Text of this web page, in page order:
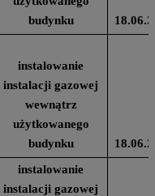
budynku
instalowanie
instalacji gazowej
wewnątrz
użytkowanego
budynku
instalowanie
instalacji gazowej